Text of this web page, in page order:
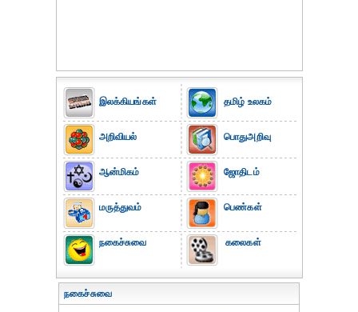
இலக்கியங்கள்
அறிவியல்
ஆன்மிகம்
மருத்துவம்
நகைச்சுவை
தமிழ் உலகம்
பொதுஅறிவு
ஜோதிடம்
பெண்கள்
கலைகள்
நகைச்சுவை